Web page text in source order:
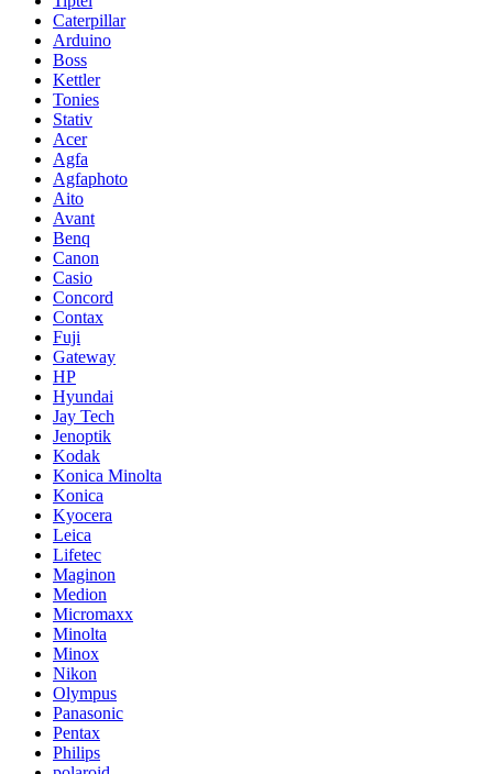
Caterpillar
Arduino
Boss
Kettler
Tonies
Stativ
Acer
Agfa
Agfaphoto
Aito
Avant
Benq
Canon
Casio
Concord
Contax
Fuji
Gateway
HP
Hyundai
Jay Tech
Jenoptik
Kodak
Konica Minolta
Konica
Kyocera
Leica
Lifetec
Maginon
Medion
Micromaxx
Minolta
Minox
Nikon
Olympus
Panasonic
Pentax
Philips